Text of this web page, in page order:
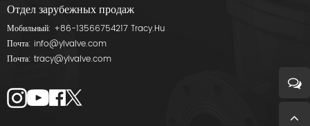
Отдел зарубежных продаж
Мобильный: +86-13566754217 Tracy.Hu
Почта: info@ylvalve.com
Почта: tracy@ylvalve.com